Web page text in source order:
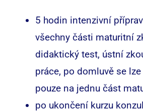
5 hodin intenzivní
všechny části maturitní
didaktický test, ústní
práce, po domluvě se
pouze na jednu část
po ukončení kurzu